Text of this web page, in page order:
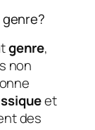
genre,
non
et
des